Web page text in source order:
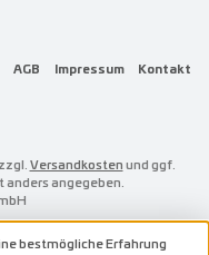
AGB Impressum Kontakt
Versandkostenund ggf.
angegeben.
bestmögliche Erfahrung